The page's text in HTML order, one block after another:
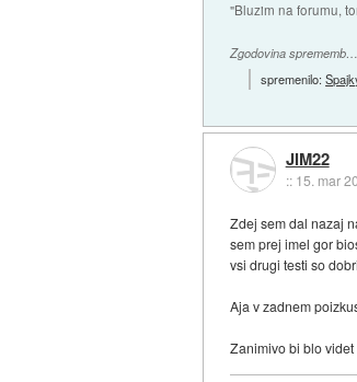
"Bluzim na forumu,
Zgodovina sprememb…
spremenilo:
JIM22
:: 15. mar
Zdej sem dal nazaj
sem prej imel gor
vsi drugi testi so
Aja v zadnem
Zanimivo bi blo